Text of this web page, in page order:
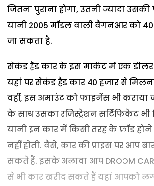
जितना पुराना होगा, उतनी ज्यादा उसकी
यानी 2005 मॉडल वाली वैगनआर को 40
जा सकता है.
सेकंड हैंड कार के इस मार्केट में एक डीलर
यहां पर सेकंड हैंड कार 40 हजार से
वहीं, इस अमाउंट को फाइनेंस भी कराया
के साथ उसका रजिस्ट्रेशन सर्टिफिकेट भी
यानी इन कार में किसी तरह के फ्रॉड
नहीं होती. वैसे, कार की प्राइस पर आप
सकते हैं. इसके अलावा आप DROOM
से भी कार खरीद सकते हैं यहां आपको